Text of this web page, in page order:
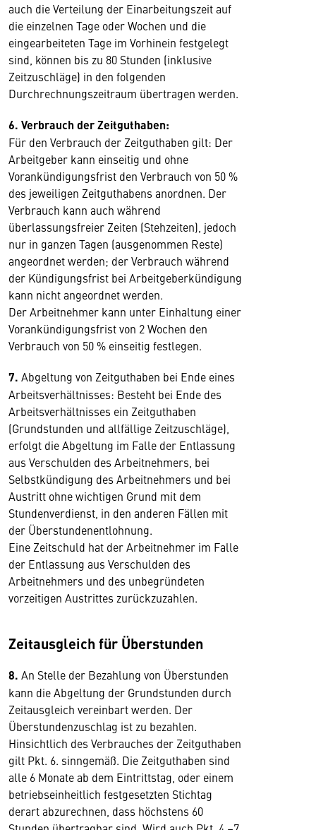
auch die Verteilung der Einarbeitungszeit auf
die einzelnen Tage oder Wochen und die
eingearbeiteten Tage im Vorhinein festgelegt
sind, können bis zu 80 Stunden (inklusive
Zeitzuschläge) in den folgenden
Durchrechnungszeitraum übertragen werden.
6. Verbrauch der Zeitguthaben:
Für den Verbrauch der Zeitguthaben gilt: Der
Arbeitgeber kann einseitig und ohne
Vorankündigungsfrist den Verbrauch von 50 %
des jeweiligen Zeitguthabens anordnen. Der
Verbrauch kann auch während
überlassungsfreier Zeiten (Stehzeiten), jedoch
nur in ganzen Tagen (ausgenommen Reste)
angeordnet werden; der Verbrauch während
der Kündigungsfrist bei Arbeitgeberkündigung
kann nicht angeordnet werden.
Der Arbeitnehmer kann unter Einhaltung einer
Vorankündigungsfrist von 2 Wochen den
Verbrauch von 50 % einseitig festlegen.
7. Abgeltung von Zeitguthaben bei Ende eines
Arbeitsverhältnisses: Besteht bei Ende des
Arbeitsverhältnisses ein Zeitguthaben
(Grundstunden und allfällige Zeitzuschläge),
erfolgt die Abgeltung im Falle der Entlassung
aus Verschulden des Arbeitnehmers, bei
Selbstkündigung des Arbeitnehmers und bei
Austritt ohne wichtigen Grund mit dem
Stundenverdienst, in den anderen Fällen mit
der Überstundenentlohnung.
Eine Zeitschuld hat der Arbeitnehmer im Falle
der Entlassung aus Verschulden des
Arbeitnehmers und des unbegründeten
vorzeitigen Austrittes zurückzuzahlen.
Zeitausgleich für Überstunden
8. An Stelle der Bezahlung von Überstunden
kann die Abgeltung der Grundstunden durch
Zeitausgleich vereinbart werden. Der
Überstundenzuschlag ist zu bezahlen.
Hinsichtlich des Verbrauches der Zeitguthaben
gilt Pkt. 6. sinngemäß. Die Zeitguthaben sind
alle 6 Monate ab dem Eintrittstag, oder einem
betriebseinheitlich festgesetzten Stichtag
derart abzurechnen, dass höchstens 60